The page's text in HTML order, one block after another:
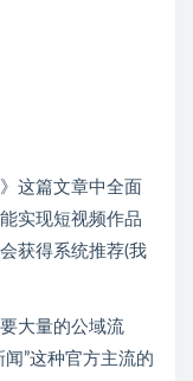
这篇文章中全面
实现短视频作品
获得系统推荐(我
大量的公域流
”这种官方主流的